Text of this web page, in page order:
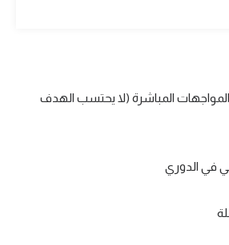
المباشرة (لا يحتسب الهدف